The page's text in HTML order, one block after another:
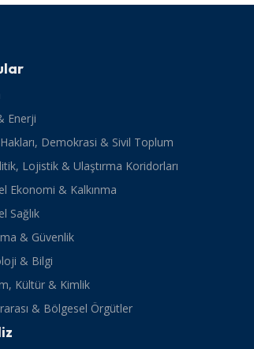
Enerji
Demokrasi & Sivil Toplum
Lojistik & Ulaştırma Koridorları
Ekonomi & Kalkınma
Sağlık
& Güvenlik
& Bilgi
Kültür & Kimlik
& Bölgesel Örgütler